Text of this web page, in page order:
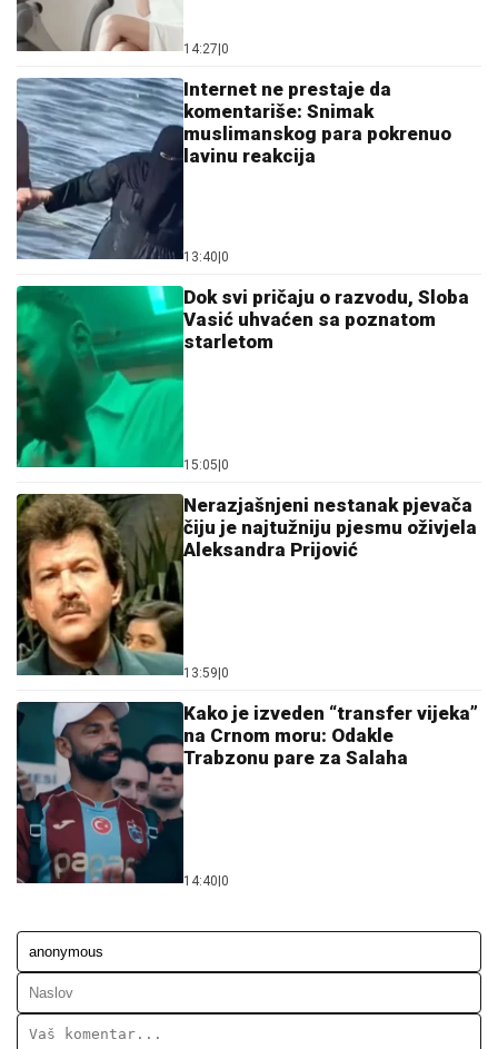
14:27 0
Internet ne prestaje da
komentariše: Snimak
muslimanskog para pokrenuo
lavinu reakcija
13:40 0
Dok svi pričaju o razvodu, Sloba
Vasić uhvaćen sa poznatom
starletom
15:05 0
Nerazjašnjeni nestanak pjevača
čiju je najtužniju pjesmu oživjela
Aleksandra Prijović
13:59 0
Kako je izveden “transfer vijeka”
na Crnom moru: Odakle
Trabzonu pare za Salaha
14:40 0